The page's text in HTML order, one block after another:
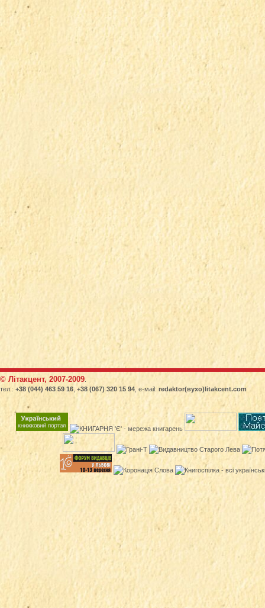
© Літакцент, 2007-2009
тел.: +38 (044) 463 59 16, +38 (067) 320 15 94 , е-маіl: redaktor(вухо)litakcent.com